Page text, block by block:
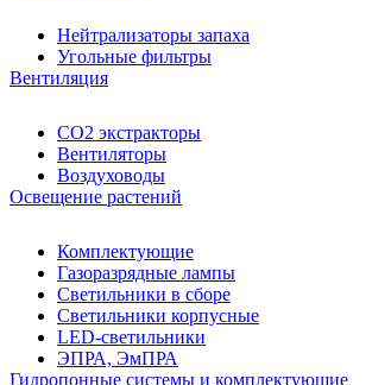
Нейтрализаторы запаха
Угольные фильтры
Вентиляция
CO2 экстракторы
Вентиляторы
Воздуховоды
Освещение растений
Комплектующие
Газоразрядные лампы
Светильники в сборе
Светильники корпусные
LED-светильники
ЭПРА, ЭмПРА
Гидропонные системы и комплектующие